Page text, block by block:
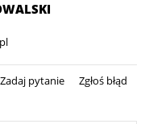
Zadaj pytanie Zgłoś błąd